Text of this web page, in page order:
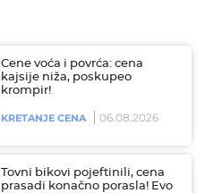
Cene voća i povrća: cena
kajsije niža, poskupeo
krompir!
KRETANJE CENA 06.08.2026
Tovni bikovi pojeftinili, cena
prasadi konačno porasla! Evo